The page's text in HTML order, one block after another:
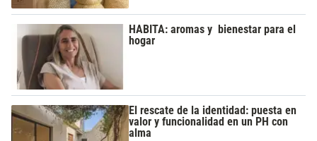
HABITA: aromas y bienestar para el
hogar
El rescate de la identidad: puesta en
valor y funcionalidad en un PH con
alma